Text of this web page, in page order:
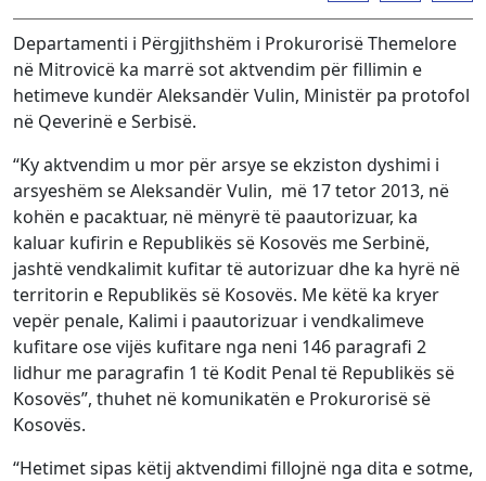
Departamenti i Përgjithshëm i Prokurorisë Themelore
në Mitrovicë ka marrë sot aktvendim për fillimin e
hetimeve kundër Aleksandër Vulin, Ministër pa protofol
në Qeverinë e Serbisë.
“Ky aktvendim u mor për arsye se ekziston dyshimi i
arsyeshëm se Aleksandër Vulin, më 17 tetor 2013, në
kohën e pacaktuar, në mënyrë të paautorizuar, ka
kaluar kufirin e Republikës së Kosovës me Serbinë,
jashtë vendkalimit kufitar të autorizuar dhe ka hyrë në
territorin e Republikës së Kosovës. Me këtë ka kryer
vepër penale, Kalimi i paautorizuar i vendkalimeve
kufitare ose vijës kufitare nga neni 146 paragrafi 2
lidhur me paragrafin 1 të Kodit Penal të Republikës së
Kosovës”, thuhet në komunikatën e Prokurorisë së
Kosovës.
“Hetimet sipas këtij aktvendimi fillojnë nga dita e sotme,